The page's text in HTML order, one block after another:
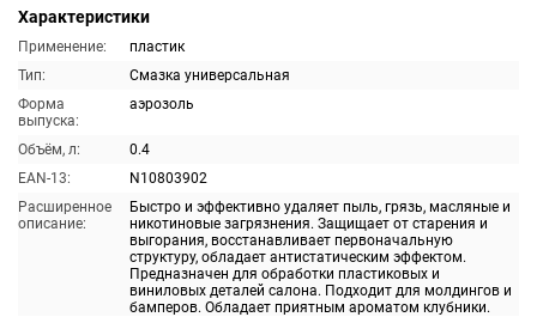
Характеристики
Применение:
пластик
Тип:
Смазка универсальная
Форма
выпуска:
аэрозоль
Объём, л:
0.4
EAN-13:
N10803902
Расширенное
описание:
Быстро и эффективно удаляет пыль, грязь, масляные и
никотиновые загрязнения. Защищает от старения и
выгорания, восстанавливает первоначальную
структуру, обладает антистатическим эффектом.
Предназначен для обработки пластиковых и
виниловых деталей салона. Подходит для молдингов и
бамперов. Обладает приятным ароматом клубники.